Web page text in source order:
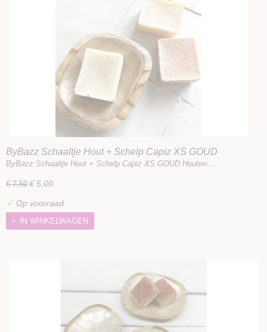
ByBazz Schaaltje Hout + Schelp Capiz XS GOUD
ByBazz Schaaltje Hout + Schelp Capiz XS GOUD Houten…
€ 7,50 € 5,00
✓ Op voorraad
IN WINKELWAGEN